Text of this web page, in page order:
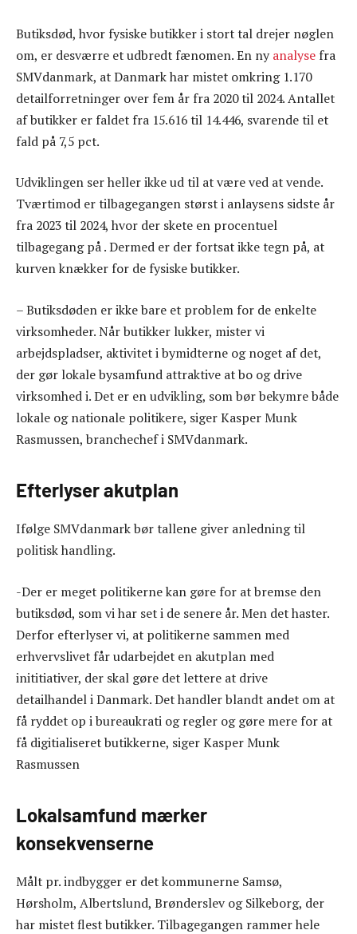
Butiksdød, hvor fysiske butikker i stort tal drejer nøglen
om, er desværre et udbredt fænomen. En ny analyse fra
SMVdanmark, at Danmark har mistet omkring 1.170
detailforretninger over fem år fra 2020 til 2024. Antallet
af butikker er faldet fra 15.616 til 14.446, svarende til et
fald på 7,5 pct.
Udviklingen ser heller ikke ud til at være ved at vende.
Tværtimod er tilbagegangen størst i anlaysens sidste år
fra 2023 til 2024, hvor der skete en procentuel
tilbagegang på . Dermed er der fortsat ikke tegn på, at
kurven knækker for de fysiske butikker.
– Butiksdøden er ikke bare et problem for de enkelte
virksomheder. Når butikker lukker, mister vi
arbejdspladser, aktivitet i bymidterne og noget af det,
der gør lokale bysamfund attraktive at bo og drive
virksomhed i. Det er en udvikling, som bør bekymre både
lokale og nationale politikere, siger Kasper Munk
Rasmussen, branchechef i SMVdanmark.
Efterlyser akutplan
Ifølge SMVdanmark bør tallene giver anledning til
politisk handling.
-Der er meget politikerne kan gøre for at bremse den
butiksdød, som vi har set i de senere år. Men det haster.
Derfor efterlyser vi, at politikerne sammen med
erhvervslivet får udarbejdet en akutplan med
inititiativer, der skal gøre det lettere at drive
detailhandel i Danmark. Det handler blandt andet om at
få ryddet op i bureaukrati og regler og gøre mere for at
få digitialiseret butikkerne, siger Kasper Munk
Rasmussen
Lokalsamfund mærker
konsekvenserne
Målt pr. indbygger er det kommunerne Samsø,
Hørsholm, Albertslund, Brønderslev og Silkeborg, der
har mistet flest butikker. Tilbagegangen rammer hele